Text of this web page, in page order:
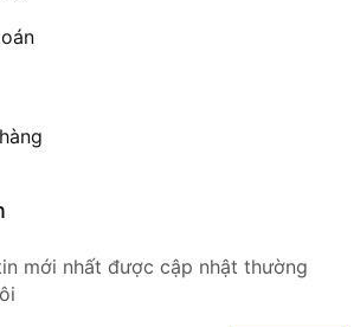
mới nhất được cập nhật thường